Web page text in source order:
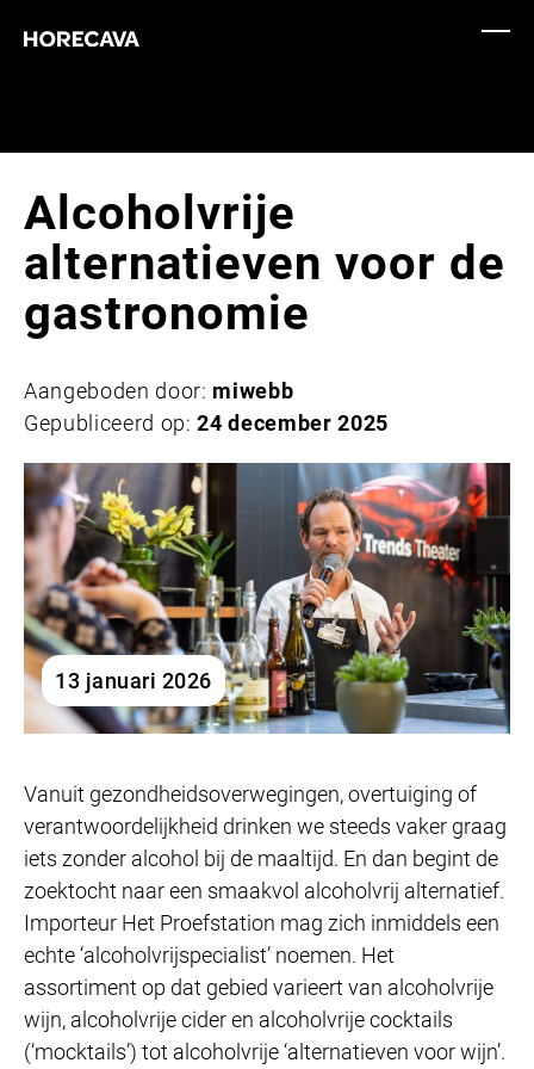
Alcoholvrije
alternatieven voor de
gastronomie
Aangeboden door: miwebb
Gepubliceerd op:24 december 2025
13 januari 2026
Vanuit gezondheidsoverwegingen, overtuiging of
verantwoordelijkheid drinken we steeds vaker graag
iets zonder alcohol bij de maaltijd. En dan begint de
zoektocht naar een smaakvol alcoholvrij alternatief.
Importeur Het Proefstation mag zich inmiddels een
echte ‘alcoholvrijspecialist’ noemen. Het
assortiment op dat gebied varieert van alcoholvrije
wijn, alcoholvrije cider en alcoholvrije cocktails
(‘mocktails’) tot alcoholvrije ‘alternatieven voor wijn’.